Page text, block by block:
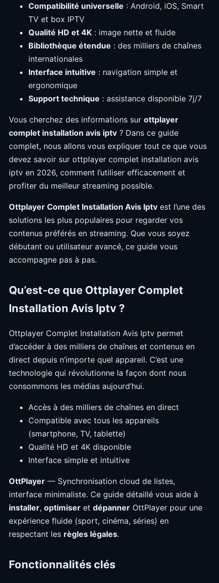
Compatibilité universelle : Android, iOS, Smart
TV et box IPTV
Qualité HD et 4K : image nette et fluide
Bibliothèque étendue : des milliers de chaînes
internationales
Interface intuitive : navigation simple et
ergonomique
Support technique : assistance disponible 7j/7
Vous cherchez des informations sur ottplayer
complet installation avis iptv ? Dans ce guide
complet, nous allons vous expliquer tout ce que vous
devez savoir sur ottplayer complet installation avis
iptv en 2026, comment l’utiliser efficacement et
profiter du meilleur streaming possible.
Ottplayer Complet Installation Avis Iptv est l’une des
solutions les plus populaires pour regarder vos
contenus préférés en streaming. Que vous soyez
débutant ou utilisateur avancé, ce guide vous
accompagne pas à pas.
Qu’est-ce que Ottplayer Complet
Installation Avis Iptv ?
Ottplayer Complet Installation Avis Iptv permet
d’accéder à des milliers de chaînes et contenus en
direct depuis n’importe quel appareil. C’est une
technologie qui révolutionne la façon dont nous
consommons les médias aujourd’hui.
Accès à des milliers de chaînes en direct
Compatible avec tous les appareils
(smartphone, TV, tablette)
Qualité HD et 4K disponible
Interface simple et intuitive
OttPlayer — Synchronisation cloud de listes,
interface minimaliste. Ce guide détaillé vous aide à
installer, optimiser et dépanner OttPlayer pour une
expérience fluide (sport, cinéma, séries) en
respectant les règles légales.
Fonctionnalités clés